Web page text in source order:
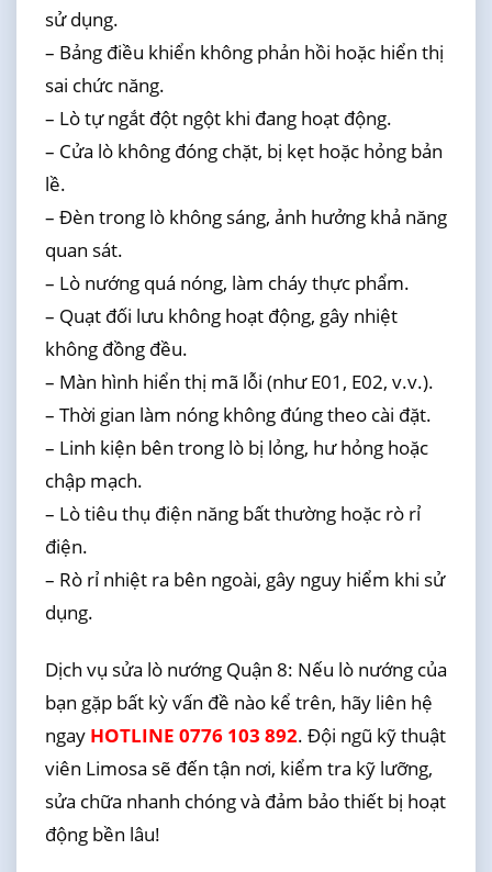
sử dụng.
– Bảng điều khiển không phản hồi hoặc hiển thị
sai chức năng.
– Lò tự ngắt đột ngột khi đang hoạt động.
– Cửa lò không đóng chặt, bị kẹt hoặc hỏng bản
lề.
– Đèn trong lò không sáng, ảnh hưởng khả năng
quan sát.
– Lò nướng quá nóng, làm cháy thực phẩm.
– Quạt đối lưu không hoạt động, gây nhiệt
không đồng đều.
– Màn hình hiển thị mã lỗi (như E01, E02, v.v.).
– Thời gian làm nóng không đúng theo cài đặt.
– Linh kiện bên trong lò bị lỏng, hư hỏng hoặc
chập mạch.
– Lò tiêu thụ điện năng bất thường hoặc rò rỉ
điện.
– Rò rỉ nhiệt ra bên ngoài, gây nguy hiểm khi sử
dụng.
Dịch vụ sửa lò nướng Quận 8: Nếu lò nướng của
bạn gặp bất kỳ vấn đề nào kể trên, hãy liên hệ
ngay HOTLINE 0776 103 892. Đội ngũ kỹ thuật
viên Limosa sẽ đến tận nơi, kiểm tra kỹ lưỡng,
sửa chữa nhanh chóng và đảm bảo thiết bị hoạt
động bền lâu!